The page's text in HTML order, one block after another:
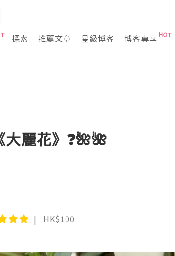
探索
推薦文章 星級博客 博客專享
麗花》❓🌺🌺
HK$100